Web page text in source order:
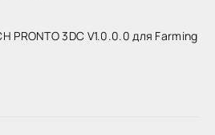
PRONTO 3DC V1.0.0.0 для Farming